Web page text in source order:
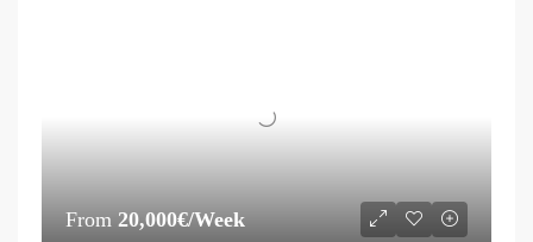
From 20,000€/Week